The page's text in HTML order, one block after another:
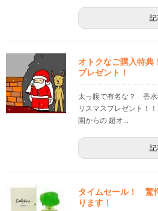
オトクなご購入特典
プレゼント！
太っ腹で有名な？ 香水
リスマスプレゼント！
園からの 超オ...
タイムセール！ 驚
ります！